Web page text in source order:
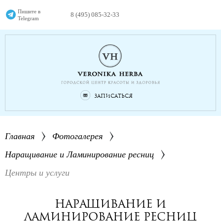
Пишите в
Telegram
8 (495) 085-32-33
Записаться
Главная
Фотогалерея
Наращивание и Ламинирование ресниц
Центры и услуги
Наращивание и
Ламинирование ресниц